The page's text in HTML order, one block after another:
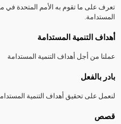
تعرف على ما تقوم به الأمم المتحدة في
المستدامة.
أهداف التنمية المستدامة
عملنا من أجل أهداف التنمية المستدامة
بادر بالفعل
لنعمل على تحقيق أهداف التنمية
قصص